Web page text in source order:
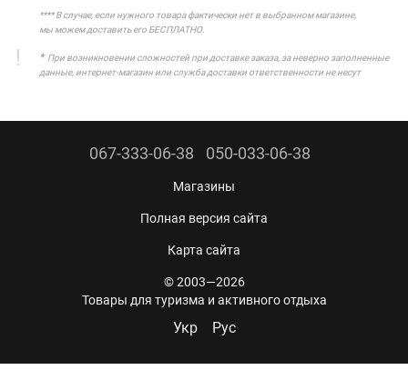
**** В случае, если нужного товара фактически нет в выбранном магазине,
мы можем доставить его БЕСПЛАТНО.
*При возникновении сложностей при доставке заказа, за неверно заполненные
данные, интернет-магазин или служба доставки ответственности не несут
067-333-06-38 050-033-06-38
Магазины
Полная версия сайта
Карта сайта
© 2003—2026
Товары для туризма и активного отдыха
Укр Рус